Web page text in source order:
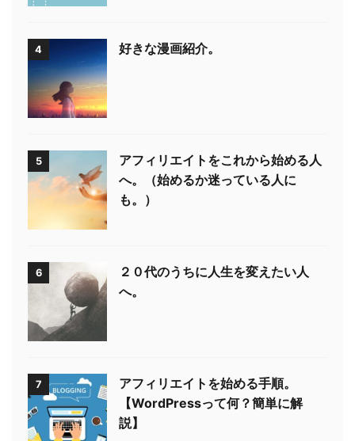
4 好きな漫画紹介。
5
アフィリエイトをこれから始める人
へ。（始めるか迷っている人に
も。）
6
２０代のうちに人生を変えたい人
へ。
7
アフィリエイトを始める手順。
【WordPressって何？簡単に解
説】